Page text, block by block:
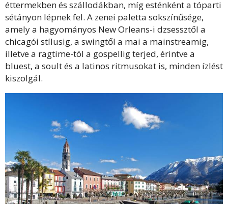
éttermekben és szállodákban, míg esténként a tóparti
sétányon lépnek fel. A zenei paletta sokszínűsége,
amely a hagyományos New Orleans-i dzsessztől a
chicagói stílusig, a swingtől a mai a mainstreamig,
illetve a ragtime-tól a gospellig terjed, érintve a
bluest, a soult és a latinos ritmusokat is, minden ízlést
kiszolgál.